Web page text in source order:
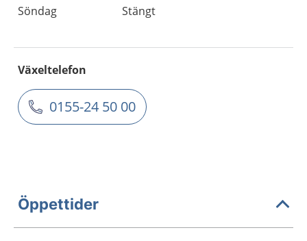
Söndag
Stängt
Växeltelefon
0155-24 50 00
Öppettider